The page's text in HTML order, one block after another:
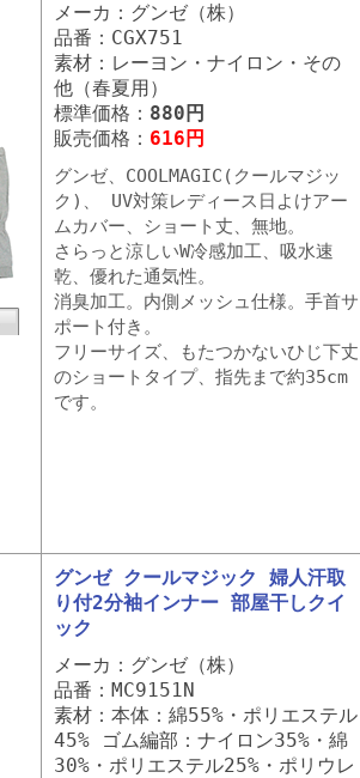
メーカ：グンゼ（株）
品番：CGX751
素材：レーヨン・ナイロン・その
他（春夏用）
標準価格： 880円
販売価格： 616円
グンゼ、COOLMAGIC(クールマジッ
ク)、 UV対策レディース日よけアー
ムカバー、ショート丈、無地。
さらっと涼しいW冷感加工、吸水速
乾、優れた通気性。
消臭加工。内側メッシュ仕様。手首サ
ポート付き。
フリーサイズ、もたつかないひじ下丈
のショートタイプ、指先まで約35cm
です。
グンゼ クールマジック 婦人汗取
り付2分袖インナー 部屋干しクイ
ック
メーカ：グンゼ（株）
品番：MC9151N
素材：本体：綿55%・ポリエステル
45% ゴム編部：ナイロン35%・綿
30%・ポリエステル25%・ポリウレ